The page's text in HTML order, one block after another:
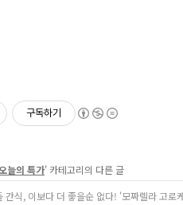
구독하기
늘의 특가' 카테고리의 다른 글
간식, 이보다 더 좋을순 없다! '모짜렐라 고